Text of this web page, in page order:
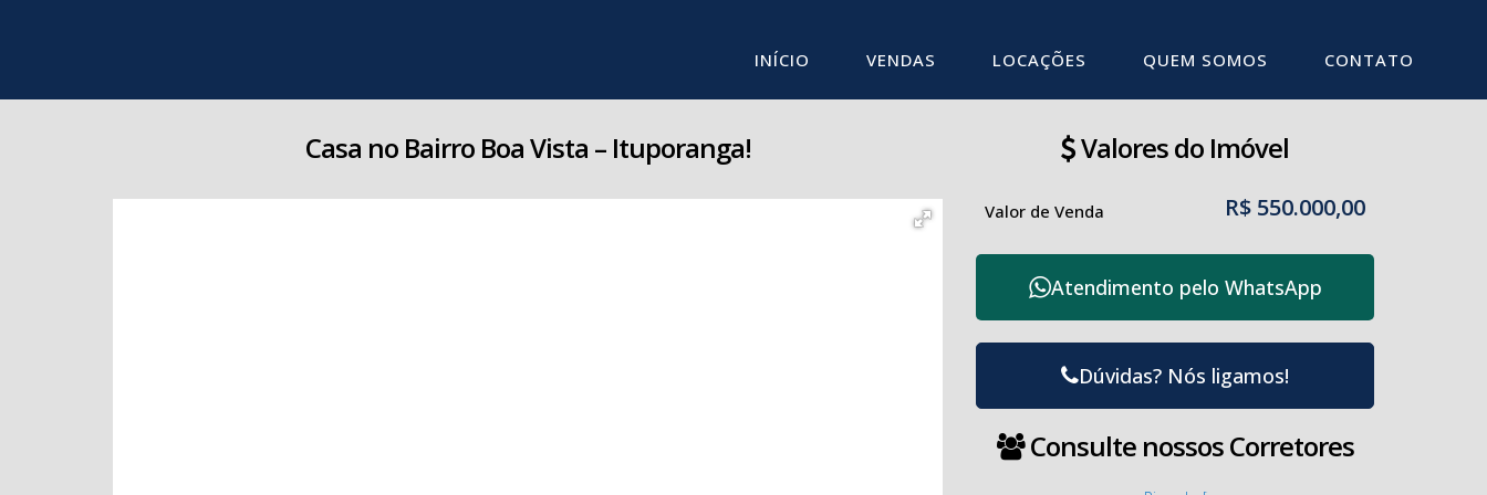
CONTATO
QUEM SOMOS
LOCAÇÕES
VENDAS
INÍCIO
Casa no Bairro Boa Vista – Ituporanga! Valores do Imóvel
R$ 550.000,00
Valor de Venda
Atendimento pelo WhatsApp
Dúvidas? Nós ligamos!
Consulte nossos Corretores